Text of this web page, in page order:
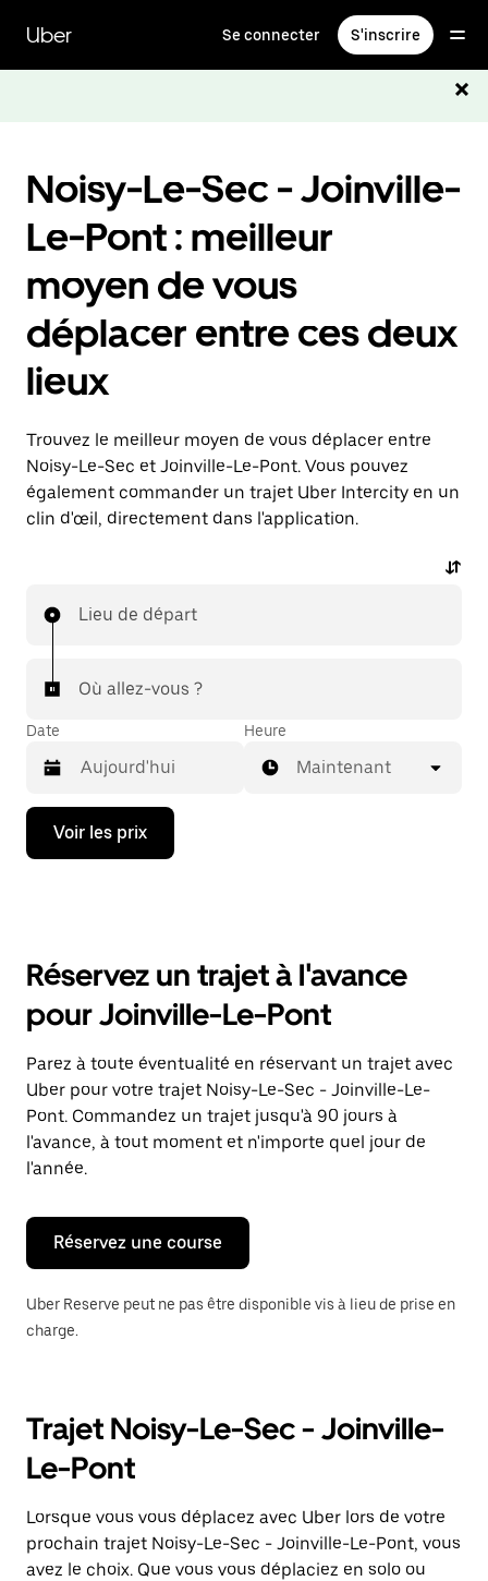
contenu
principal
Uber Se connecter S'inscrire
Noisy-Le-Sec - Joinville-
Le-Pont : meilleur
moyen de vous
déplacer entre ces deux
lieux
Trouvez le meilleur moyen de vous déplacer entre
Noisy-Le-Sec et Joinville-Le-Pont. Vous pouvez
également commander un trajet Uber Intercity en un
clin d'œil, directement dans l'application.
Lieu de départ
Où allez-vous ?
Date
Appuyez
la
ouvrir
calendrier
et
sélectionner
une
date.
Appuyez
sur
la
touche
pour
fermer
calendrier.
Heure
Maintenant
Voir les prix
Réservez un trajet à l'avance
pour Joinville-Le-Pont
Parez à toute éventualité en réservant un trajet avec
Uber pour votre trajet Noisy-Le-Sec - Joinville-Le-
Pont. Commandez un trajet jusqu'à 90 jours à
l'avance, à tout moment et n'importe quel jour de
l'année.
Réservez une course
Uber Reserve peut ne pas être disponible vis à lieu de prise en
charge.
Trajet Noisy-Le-Sec - Joinville-
Le-Pont
Lorsque vous vous déplacez avec Uber lors de votre
prochain trajet Noisy-Le-Sec - Joinville-Le-Pont, vous
avez le choix. Que vous vous déplaciez en solo ou